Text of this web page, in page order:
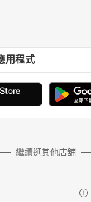
用程式
繼續逛其他店舖